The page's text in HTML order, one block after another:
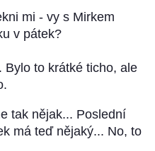
mi - vy s Mirkem
v pátek?
Bylo to krátké ticho, ale
tak nějak... Poslední
má teď nějaký... No, to